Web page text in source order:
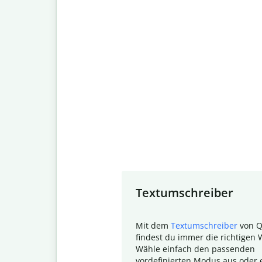
Textumschreiber
Mit dem Textumschreiber von
findest du immer die richtigen
Wähle einfach den passenden